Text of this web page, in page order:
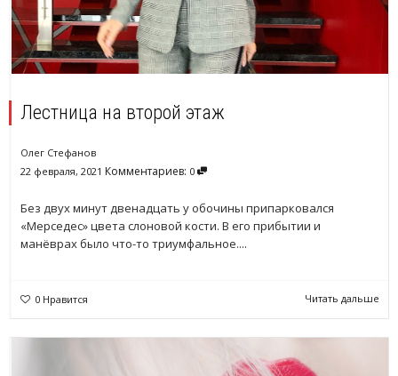
Лестница на второй этаж
Олег Стефанов
22 февраля, 2021 Комментариев: 0
Без двух минут двенадцать у обочины припарковался
«Мерседес» цвета слоновой кости. В его прибытии и
манёврах было что-то триумфальное....
0 Нравится Читать дальше